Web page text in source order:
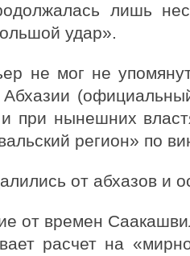
лишь
удар».
не мог не
при нынешних
регион» по
от абхазов и
от времен
расчет на